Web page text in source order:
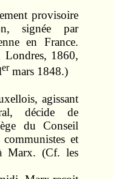
provisoire
signée par
en France.
Londres, 1860,
ermars 1848.)
agissant
décide de
du Conseil
et
Marx. (Cf. les